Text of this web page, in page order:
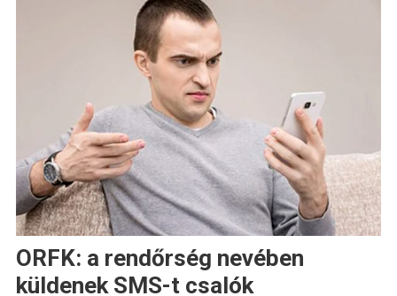
ORFK: a rendőrség nevében
küldenek SMS-t csalók